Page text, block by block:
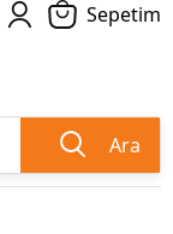
Sepetim
Ara